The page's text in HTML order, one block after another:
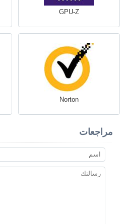
GPU-Z
Norton
مراجعات